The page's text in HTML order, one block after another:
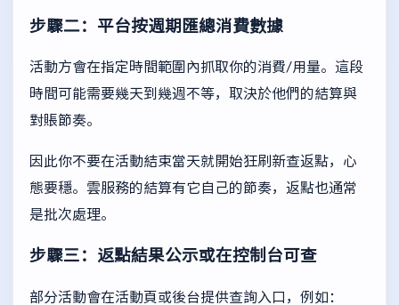
步驟二：平台按週期匯總消費數據
活動方會在指定時間範圍內抓取你的消費/用量。這段
時間可能需要幾天到幾週不等，取決於他們的結算與
對賬節奏。
因此你不要在活動結束當天就開始狂刷新查返點，心
態要穩。雲服務的結算有它自己的節奏，返點也通常
是批次處理。
步驟三：返點結果公示或在控制台可查
部分活動會在活動頁或後台提供查詢入口，例如：